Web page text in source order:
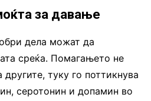
за давање
дела можат да
среќа. Помагањето не
туку го поттикнува
серотонин и допамин во